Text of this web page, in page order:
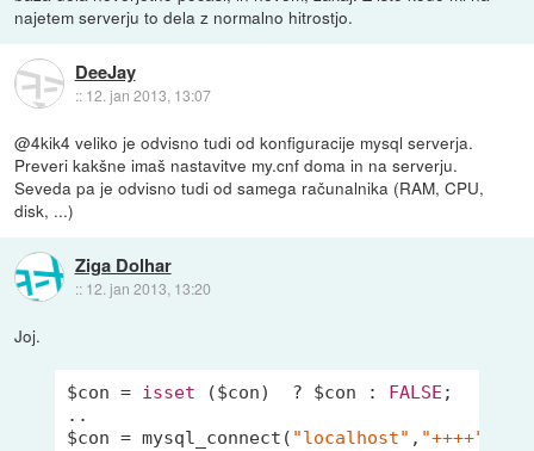
najetem serverju to dela z normalno hitrostjo.
DeeJay
:: 12. jan 2013, 13:07
@4kik4 veliko je odvisno tudi od konfiguracije mysql serverja.
Preveri kakšne imaš nastavitve my.cnf doma in na serverju.
Seveda pa je odvisno tudi od samega računalnika (RAM, CPU,
disk, ...)
Ziga Dolhar
:: 12. jan 2013, 13:20
Joj.
$con = isset ($con)  ? $con : FALSE ;
..
$con = mysql_connect( "localhost" , "++++"